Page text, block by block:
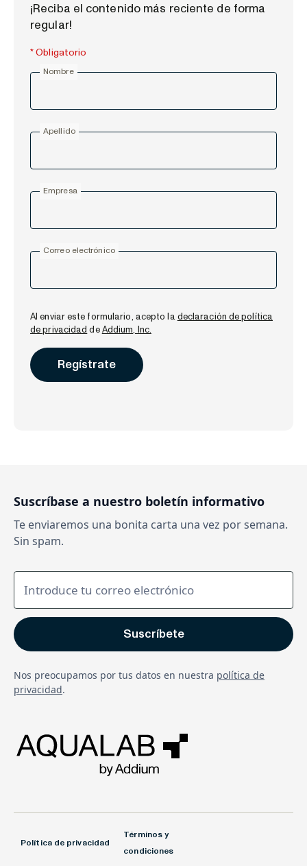
¡Reciba el contenido más reciente de forma
regular!
* Obligatorio
Nombre
Apellido
Empresa
Correo electrónico
Al enviar este formulario, acepto ladeclaración de política
de privacidad deAddium, Inc.
Suscríbase a nuestro boletín informativo
Te enviaremos una bonita carta una vez por semana.
Sin spam.
Nos preocupamos por tus datos en nuestra política de
privacidad.
Política de privacidad
Términos y
condiciones